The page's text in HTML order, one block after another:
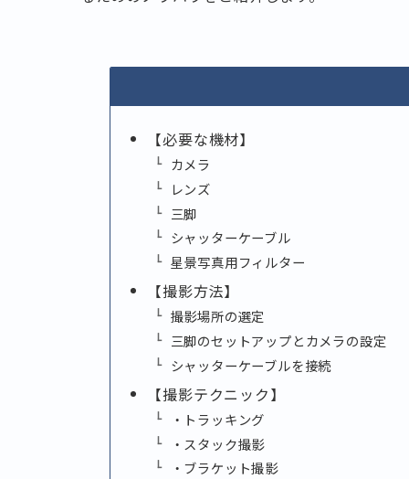
【必要な機材】
カメラ
レンズ
三脚
シャッターケーブル
星景写真用フィルター
【撮影方法】
撮影場所の選定
三脚のセットアップとカメラの設定
シャッターケーブルを接続
【撮影テクニック】
・トラッキング
・スタック撮影
・ブラケット撮影